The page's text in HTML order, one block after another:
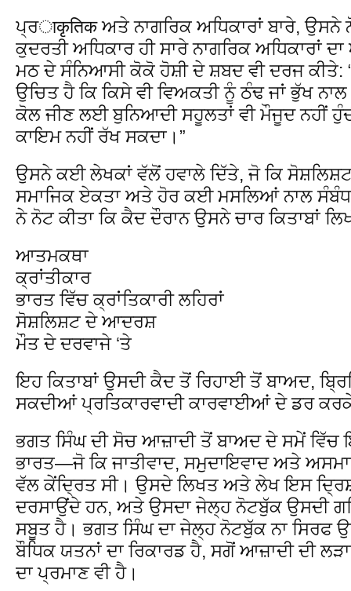
ਪ੍ਰाकृतिक ਅਤੇ ਨਾਗਰਿਕ ਅਧਿਕਾਰਾਂ ਬਾਰੇ, ਉਸਨੇ
ਕੁਦਰਤੀ ਅਧਿਕਾਰ ਹੀ ਸਾਰੇ ਨਾਗਰਿਕ ਅਧਿਕਾਰਾਂ
ਮਠ ਦੇ ਸੰਨਿਆਸੀ ਕੋਕੋ ਹੋਸ਼ੀ ਦੇ ਸ਼ਬਦ ਵੀ ਦਰਜ
ਉਚਿਤ ਹੈ ਕਿ ਕਿਸੇ ਵੀ ਵਿਅਕਤੀ ਨੂੰ ਠੰਢ ਜਾਂ ਭੁੱਖ
ਕੋਲ ਜੀਣ ਲਈ ਬੁਨਿਆਦੀ ਸਹੂਲਤਾਂ ਵੀ ਮੌਜੂਦ ਨਹੀਂ
ਕਾਇਮ ਨਹੀਂ ਰੱਖ ਸਕਦਾ।”
ਉਸਨੇ ਕਈ ਲੇਖਕਾਂ ਵੱਲੋਂ ਹਵਾਲੇ ਦਿੱਤੇ, ਜੋ ਕਿ ਸੋਸ਼ਲਿਸ਼ਟ
ਸਮਾਜਿਕ ਏਕਤਾ ਅਤੇ ਹੋਰ ਕਈ ਮਸਲਿਆਂ ਨਾਲ
ਨੇ ਨੋਟ ਕੀਤਾ ਕਿ ਕੈਦ ਦੌਰਾਨ ਉਸਨੇ ਚਾਰ ਕਿਤਾਬਾਂ
ਆਤਮਕਥਾ
ਕ੍ਰਾਂਤੀਕਾਰ
ਭਾਰਤ ਵਿੱਚ ਕ੍ਰਾਂਤਿਕਾਰੀ ਲਹਿਰਾਂ
ਸੋਸ਼ਲਿਸ਼ਟ ਦੇ ਆਦਰਸ਼
ਮੌਤ ਦੇ ਦਰਵਾਜੇ ‘ਤੇ
ਇਹ ਕਿਤਾਬਾਂ ਉਸਦੀ ਕੈਦ ਤੋਂ ਰਿਹਾਈ ਤੋਂ ਬਾਅਦ,
ਸਕਦੀਆਂ ਪ੍ਰਤਿਕਾਰਵਾਦੀ ਕਾਰਵਾਈਆਂ ਦੇ ਡਰ
ਭਗਤ ਸਿੰਘ ਦੀ ਸੋਚ ਆਜ਼ਾਦੀ ਤੋਂ ਬਾਅਦ ਦੇ ਸਮੇਂ
ਭਾਰਤ—ਜੋ ਕਿ ਜਾਤੀਵਾਦ, ਸਮੁਦਾਇਵਾਦ ਅਤੇ
ਵੱਲ ਕੇਂਦ੍ਰਿਤ ਸੀ। ਉਸਦੇ ਲਿਖਤ ਅਤੇ ਲੇਖ ਇਸ
ਦਰਸਾਉਂਦੇ ਹਨ, ਅਤੇ ਉਸਦਾ ਜੇਲ੍ਹ ਨੋਟਬੁੱਕ ਉਸਦੀ
ਸਬੂਤ ਹੈ। ਭਗਤ ਸਿੰਘ ਦਾ ਜੇਲ੍ਹ ਨੋਟਬੁੱਕ ਨਾ ਸਿਰਫ
ਬੌਧਿਕ ਯਤਨਾਂ ਦਾ ਰਿਕਾਰਡ ਹੈ, ਸਗੋਂ ਆਜ਼ਾਦੀ ਦੀ
ਦਾ ਪ੍ਰਮਾਣ ਵੀ ਹੈ।